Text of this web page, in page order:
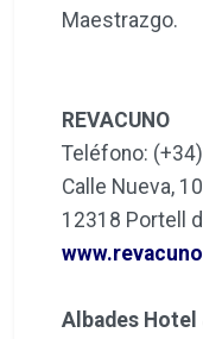
Maestrazgo.
REVACUNO
Teléfono:
Calle Nueva, 10
12318 Portell
Albades Hotel